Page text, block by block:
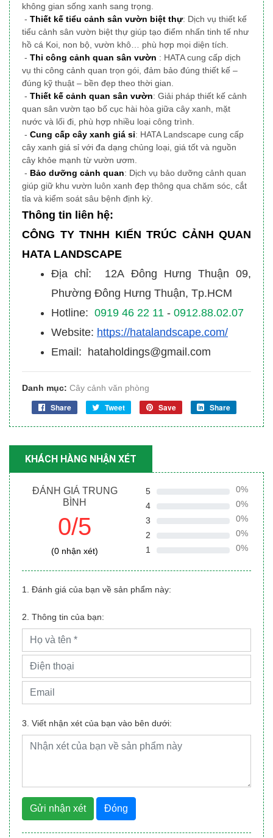
không gian sống xanh sang trọng.
- Thiết kế tiểu cảnh sân vườn biệt thự: Dịch vụ thiết kế
tiểu cảnh sân vườn biệt thự giúp tạo điểm nhấn tinh tế như
hồ cá Koi, non bộ, vườn khô… phù hợp mọi diện tích.
- Thi công cảnh quan sân vườn : HATA cung cấp dịch
vụ thi công cảnh quan trọn gói, đảm bảo đúng thiết kế –
đúng kỹ thuật – bền đẹp theo thời gian.
- Thiết kế cảnh quan sân vườn: Giải pháp thiết kế cảnh
quan sân vườn tạo bố cục hài hòa giữa cây xanh, mặt
nước và lối đi, phù hợp nhiều loại công trình.
- Cung cấp cây xanh giá sỉ: HATA Landscape cung cấp
cây xanh giá sỉ với đa dạng chủng loại, giá tốt và nguồn
cây khỏe mạnh từ vườn ươm.
- Bảo dưỡng cảnh quan: Dịch vụ bảo dưỡng cảnh quan
giúp giữ khu vườn luôn xanh đẹp thông qua chăm sóc, cắt
tỉa và kiểm soát sâu bệnh định kỳ.
Thông tin liên hệ:
CÔNG TY TNHH KIẾN TRÚC CẢNH QUAN
HATA LANDSCAPE
Địa chỉ: 12A Đông Hưng Thuận 09,
Phường Đông Hưng Thuận, Tp.HCM
Hotline: 0919 46 22 11 - 0912.88.02.07
Website: https://hatalandscape.com/
Email: hataholdings@gmail.com
Danh mục: Cây cảnh văn phòng
Share Tweet Save Share
KHÁCH HÀNG NHẬN XÉT
ĐÁNH GIÁ TRUNG
BÌNH
0/5
(0 nhận xét)
5
0%
4
0%
3
0%
2
0%
1
0%
1. Đánh giá của bạn về sản phẩm này:
2. Thông tin của bạn:
3. Viết nhận xét của bạn vào bên dưới:
Gửi nhận xét Đóng